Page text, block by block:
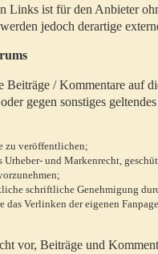
Links ist für den Anbieter
jedoch derartige
/ Kommentare auf
gegen sonstiges
zu veröffentlichen;
Urheber- und Markenrecht,
schriftliche Genehmigung
das Verlinken der eigenen
vor, Beiträge und